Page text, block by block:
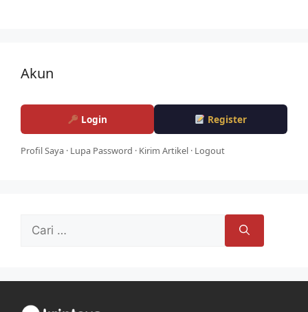
Akun
Login Register
Profil Saya · Lupa Password · Kirim Artikel · Logout
Cari